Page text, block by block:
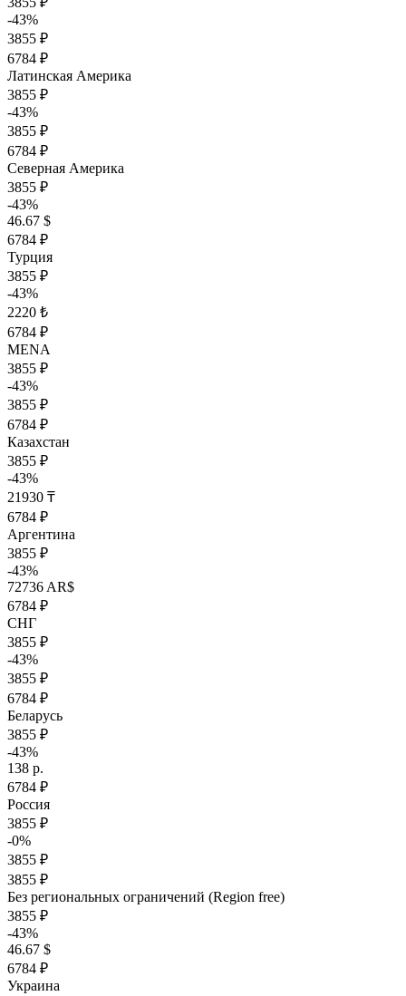
-43%
3855 ₽
6784 ₽
Латинская Америка
3855 ₽
-43%
3855 ₽
6784 ₽
Северная Америка
3855 ₽
-43%
46.67 $
6784 ₽
Турция
3855 ₽
-43%
2220 ₺
6784 ₽
MENA
3855 ₽
-43%
3855 ₽
6784 ₽
Казахстан
3855 ₽
-43%
21930 ₸
6784 ₽
Аргентина
3855 ₽
-43%
72736 AR$
6784 ₽
СНГ
3855 ₽
-43%
3855 ₽
6784 ₽
Беларусь
3855 ₽
-43%
138 р.
6784 ₽
Россия
3855 ₽
-0%
3855 ₽
3855 ₽
Без региональных ограничений (Region free)
3855 ₽
-43%
46.67 $
6784 ₽
Украина